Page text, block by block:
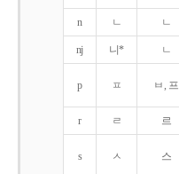
n ㄴ ㄴ
nj 니* ㄴ
p ㅍ ㅂ, 프
r ㄹ 르
s ㅅ 스